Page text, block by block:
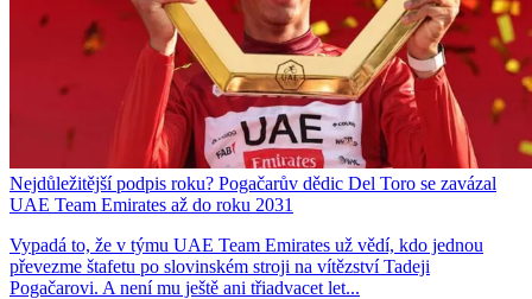
Nejdůležitější podpis roku? Pogačarův dědic Del Toro se zavázal
UAE Team Emirates až do roku 2031
Vypadá to, že v týmu UAE Team Emirates už vědí, kdo jednou
převezme štafetu po slovinském stroji na vítězství Tadeji
Pogačarovi. A není mu ještě ani třiadvacet let...